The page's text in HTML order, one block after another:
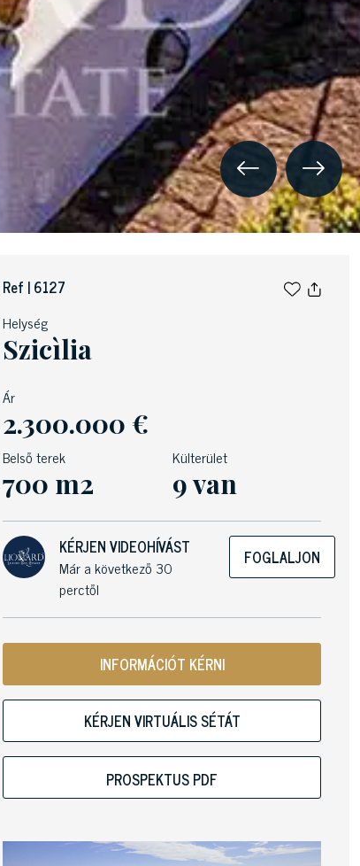
Ref | 6127
Helység
Szicìlia
Ár
2.300.000 €
Belső terek
700 m2
Külterület
9 van
KÉRJEN VIDEOHÍVÁST
Már a következő 30
perctől
FOGLALJON
INFORMÁCIÓT KÉRNI
KÉRJEN VIRTUÁLIS SÉTÁT
PROSPEKTUS PDF